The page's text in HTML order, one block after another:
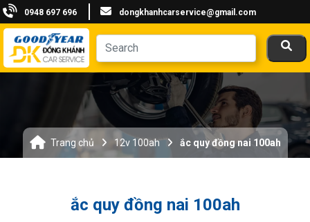
0948 697 696 dongkhanhcarservice@gmail.com
Trang chủ 12v 100ah ắc quy đồng nai 100ah
ắc quy đồng nai 100ah